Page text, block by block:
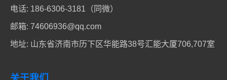
电话: 186-6306-3181（同微）
邮箱: 74606936@qq.com
地址: 山东省济南市历下区华能路38号汇能大厦706,707室
关于我们